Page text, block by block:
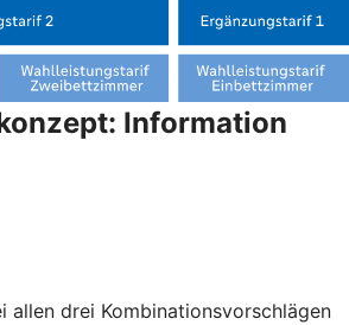
Information
allen drei Kombinationsvorschlägen